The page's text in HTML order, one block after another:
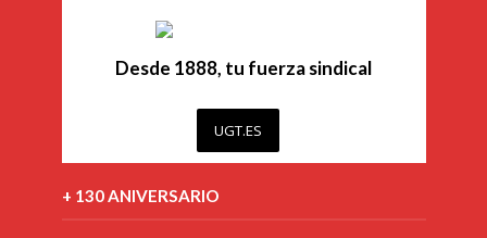
Desde 1888, tu fuerza sindical
UGT.ES
+ 130 ANIVERSARIO